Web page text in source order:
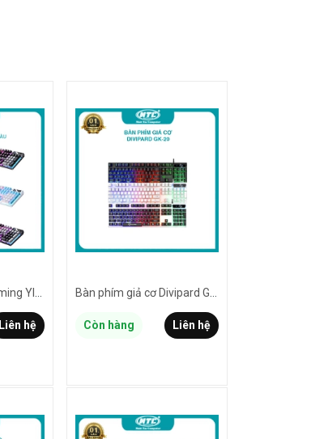
Liên hệ Còn hàng Liên hệ